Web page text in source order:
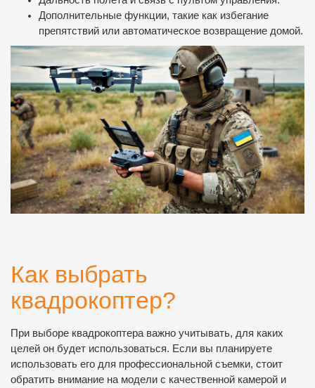
Дополнительные функции, такие как избегание
препятствий или автоматическое возвращение домой.
Как выбрать
квадрокоптер?
При выборе квадрокоптера важно учитывать, для каких
целей он будет использоваться. Если вы планируете
использовать его для профессиональной съемки, стоит
обратить внимание на модели с качественной камерой и